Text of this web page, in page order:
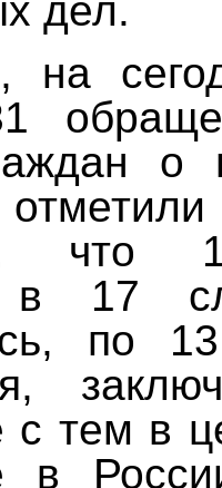
дел.
на
о
в 17
по
с тем в
в